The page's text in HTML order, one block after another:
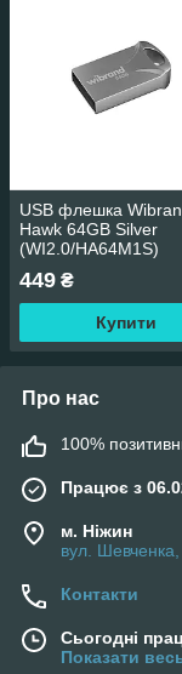
USB флешка
Hawk 64GB Silver
(WI2.0/HA64M1S)
449 ₴
Купити
Про нас
100%
Працює з
м. Ніжин
вул.
Контакти
Сьогодні
Показати